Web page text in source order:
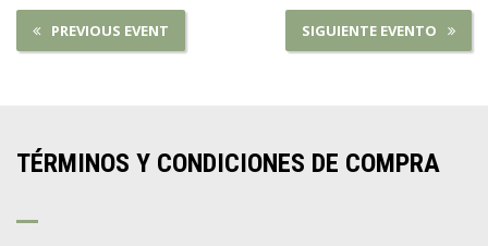
PREVIOUS EVENT SIGUIENTE EVENTO
TÉRMINOS Y CONDICIONES DE COMPRA